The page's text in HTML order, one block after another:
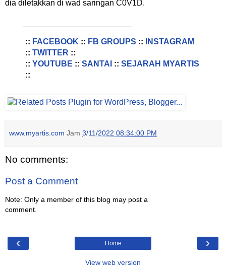
dia diletakkan di wad saringan C0V1D.
:: FACEBOOK :: FB GROUPS ::
INSTAGRAM
:: TWITTER ::
:: YOUTUBE :: SANTAI :: SEJARAH MYARTIS
::
www.myartis.com Jam 3/11/2022 08:34:00 PM
No comments:
Post a Comment
Note: Only a member of this blog may post a
comment.
‹ ›
Home
View web version